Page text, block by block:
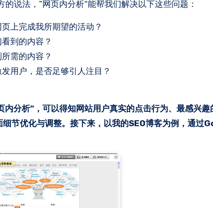
说法，”网页内分析“能帮我们解决以下这些问题：
上完成我所期望的活动？
到的内容？
需的内容？
用户，是否足够引人注目？
分析“，可以得知网站用户真实的点击行为、最感兴趣
细节优化与调整。接下来，以我的SEO博客为例，通